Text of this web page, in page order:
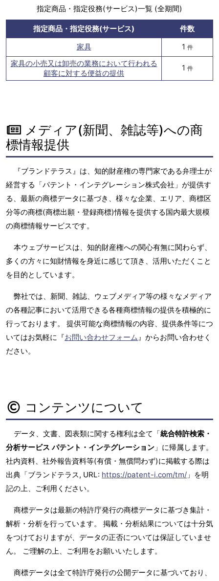
指定商品・指定役務(サービス)一覧 (全期間)
指定商品・指定役務(サービス)
件数
家具
1 件
家具の小売又は卸売の業務において行われる
顧客に対する便益の提供
1 件
メディア(新聞、雑誌等)への商
標情報提供
『ブランドテラス』は、知的財産権の専門家である弁理士が
経営する「パテント・インテグレーション株式会社」が提供す
る、最新の商標データに基づき、様々な企業、エリア、商標区
分等の商標(商標出願・登録商標)情報を提供する国内最大規模
の商標情報サービスです。
本ウェブサービスは、知的財産権への関心有無に関わらず、
多くの方々に知財情報を身近に感じて頂き、活用いただくこと
を目的としています。
弊社では、新聞、雑誌、ウェブメディア等の様々なメディア
の各種記事において活用できる各種商標情報の提供を積極的に
行っております。 提供可能な商標情報の内容、提供条件等につ
いてはお気軽に『お問い合わせフォーム』からお問い合わせく
ださい。
コンテンツについて
データ、文書、図表類に関する権利は全て「統合特許検索・
分析サービス パテント・インテグレーション 」に帰属します。
社内資料、社外報告資料等(有償・無償問わず)に掲載する際は
出典「ブランドテラス, URL: https://patent-i.com/tm/ 」を明
記の上、ご利用ください。
商標データは最新の特許庁発行の商標データに基づき集計・
解析・分析を行っています。 掲載・分析結果については十分気
をつけておりますが、データの正否については保証していませ
ん。 ご理解の上、ご利用をお願いいたします。
商標データは全て特許庁発行の公開データに基づいており、